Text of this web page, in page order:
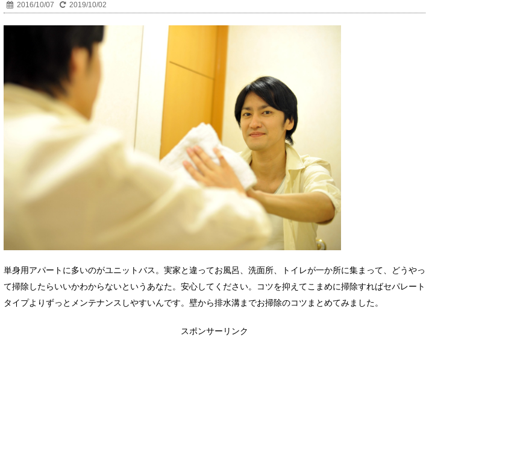
2016/10/07 2019/10/02
単身用アパートに多いのがユニットバス。実家と違ってお風呂、洗面所、トイレが一か所に集まって、どうやっ
て掃除したらいいかわからないというあなた。安心してください。コツを抑えてこまめに掃除すればセパレート
タイプよりずっとメンテナンスしやすいんです。壁から排水溝までお掃除のコツまとめてみました。
スポンサーリンク